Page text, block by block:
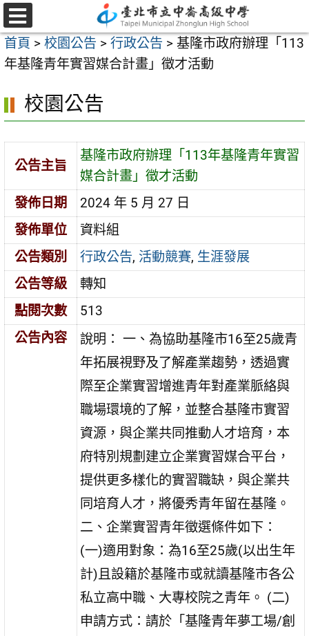
跳
至
主
要
容
選
單
首頁 > 校園公告 > 行政公告 > 基隆市政府辦理「113
年基隆青年實習媒合計畫」徵才活動
校園公告
公告主旨
基隆市政府辦理「113年基隆青年實習
媒合計畫」徵才活動
發佈日期
2024 年 5 月 27 日
發佈單位
資料組
公告類別
行政公告, 活動競賽, 生涯發展
公告等級
轉知
點閱次數
513
公告內容
說明： 一、為協助基隆市16至25歲青
年拓展視野及了解產業趨勢，透過實
際至企業實習增進青年對產業脈絡與
職場環境的了解，並整合基隆市實習
資源，與企業共同推動人才培育，本
府特別規劃建立企業實習媒合平台，
提供更多樣化的實習職缺，與企業共
同培育人才，將優秀青年留在基隆。
二、企業實習青年徵選條件如下：
(一)適用對象：為16至25歲(以出生年
計)且設籍於基隆市或就讀基隆市各公
私立高中職、大專校院之青年。 (二)
申請方式：請於「基隆青年夢工場/創